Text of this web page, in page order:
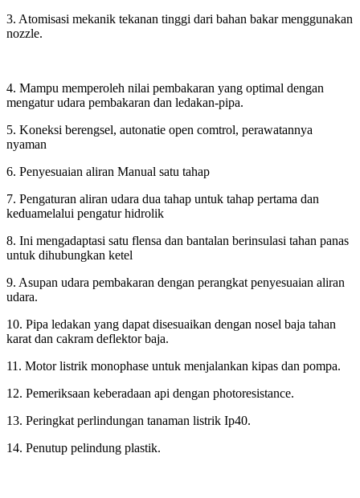
3. Atomisasi mekanik tekanan tinggi dari bahan bakar menggunakan
nozzle.
4. Mampu memperoleh nilai pembakaran yang optimal dengan
mengatur udara pembakaran dan ledakan-pipa.
5. Koneksi berengsel, autonatie open comtrol, perawatannya
nyaman
6. Penyesuaian aliran Manual satu tahap
7. Pengaturan aliran udara dua tahap untuk tahap pertama dan
keduamelalui pengatur hidrolik
8. Ini mengadaptasi satu flensa dan bantalan berinsulasi tahan panas
untuk dihubungkan ketel
9. Asupan udara pembakaran dengan perangkat penyesuaian aliran
udara.
10. Pipa ledakan yang dapat disesuaikan dengan nosel baja tahan
karat dan cakram deflektor baja.
11. Motor listrik monophase untuk menjalankan kipas dan pompa.
12. Pemeriksaan keberadaan api dengan photoresistance.
13. Peringkat perlindungan tanaman listrik Ip40.
14. Penutup pelindung plastik.